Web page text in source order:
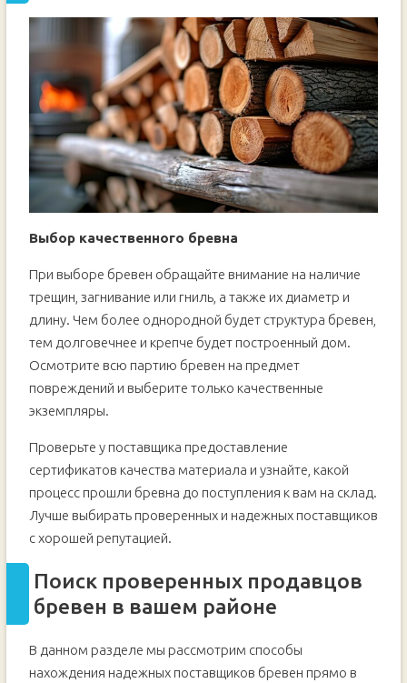
Выбор качественного бревна
При выборе бревен обращайте внимание на наличие
трещин, загнивание или гниль, а также их диаметр и
длину. Чем более однородной будет структура бревен,
тем долговечнее и крепче будет построенный дом.
Осмотрите всю партию бревен на предмет
повреждений и выберите только качественные
экземпляры.
Проверьте у поставщика предоставление
сертификатов качества материала и узнайте, какой
процесс прошли бревна до поступления к вам на склад.
Лучше выбирать проверенных и надежных поставщиков
с хорошей репутацией.
Поиск проверенных продавцов
бревен в вашем районе
В данном разделе мы рассмотрим способы
нахождения надежных поставщиков бревен прямо в